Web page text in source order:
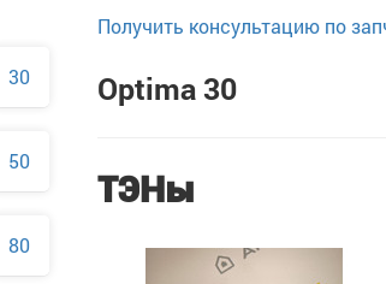
30
50
80
Получить консультацию по
Optima 30
ТЭНы